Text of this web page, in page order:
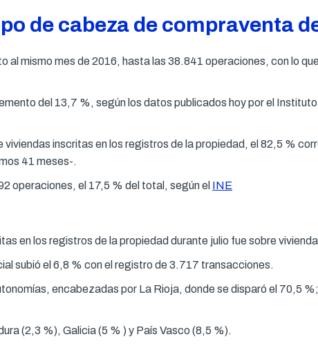
de cabeza de compraventa
al mismo mes de 2016, hasta las 38.841 operaciones, con lo
del 13,7 %, según los datos publicados hoy por el
inscritas en los registros de la propiedad, el 82,5 %
41 meses-.
operaciones, el 17,5 % del total, según el INE
en los registros de la propiedad durante julio fue sobre
subió el 6,8 % con el registro de 3.717 transacciones.
encabezadas por La Rioja, donde se disparó el 70,5 %;
(2,3 %), Galicia (5 % ) y País Vasco (8,5 %).